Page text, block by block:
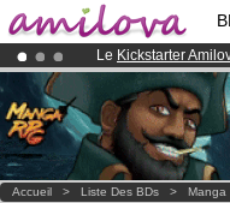
Le Kickstarter
Abonnement
Déjà 100000
Accueil > Liste Des BDs > Manga